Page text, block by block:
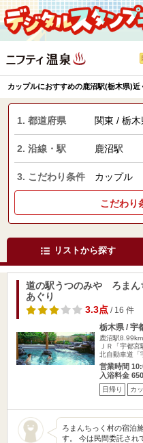
カップルにおすすめの鹿沼駅(栃木県)
1. 都道府県 関東 / 栃木
2. 沿線・駅 鹿沼駅
3. こだわり条件 カップル
こだわり
リストから探す
道の駅うつのみや ろま
あぐり
3.3点/ 16 件
栃木県 / 宇
鹿沼駅8.99km
ＪＲ「宇都
北自動車道「
営業時間
入浴料金
日帰り カ
ろまんちっく村の宿泊
す。 今は民間委託され